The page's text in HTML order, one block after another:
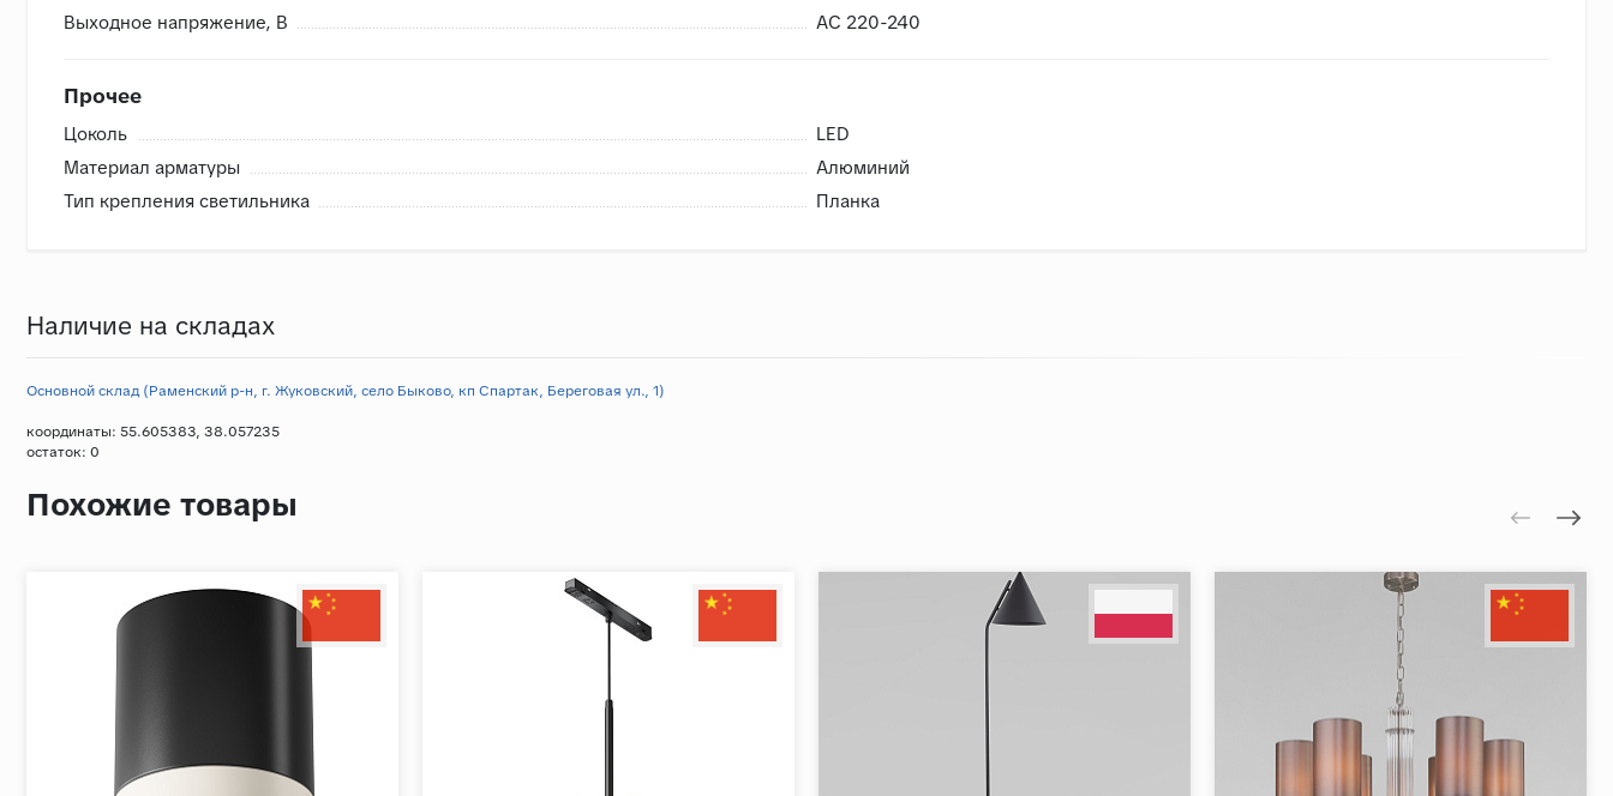
Выходное напряжение, В
AC 220-240
Прочее
Цоколь
LED
Материал арматуры
Алюминий
Тип крепления светильника
Планка
Наличие на складах
Основной склад (Раменский р-н, г. Жуковский, село Быково, кп Спартак, Береговая ул., 1)
координаты: 55.605383, 38.057235
остаток: 0
Похожие товары